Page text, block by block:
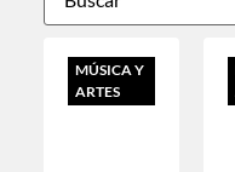
MÚSICA Y
ARTES